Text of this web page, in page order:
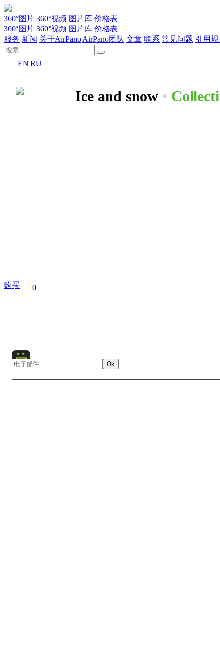
360°图片 360°视频 图片库 价格表
360°图片 360°视频 图片库 价格表
服务 新闻 关于AirPano AirPano团队 文章 联系 常见问题 引用
EN RU
Ice and snow •
分享到 0
购买
Ok